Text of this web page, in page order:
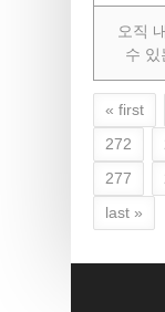
오직
수 있
Pages
« first
272
277
last »